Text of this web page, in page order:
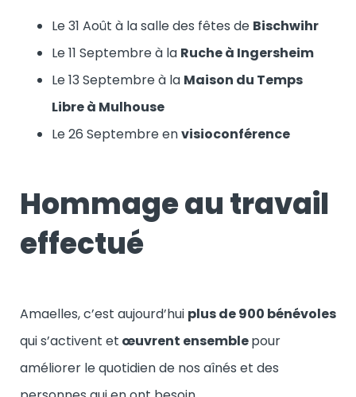
Le 31 Août à la salle des fêtes de Bischwihr
Le 11 Septembre à la Ruche à Ingersheim
Le 13 Septembre à la Maison du Temps
Libre à Mulhouse
Le 26 Septembre envisioconférence
Hommage au travail
effectué
Amaelles, c’est aujourd’hui plus de 900 bénévoles
qui s’activent et œuvrent ensemblepour
améliorer le quotidien de nos aînés et des